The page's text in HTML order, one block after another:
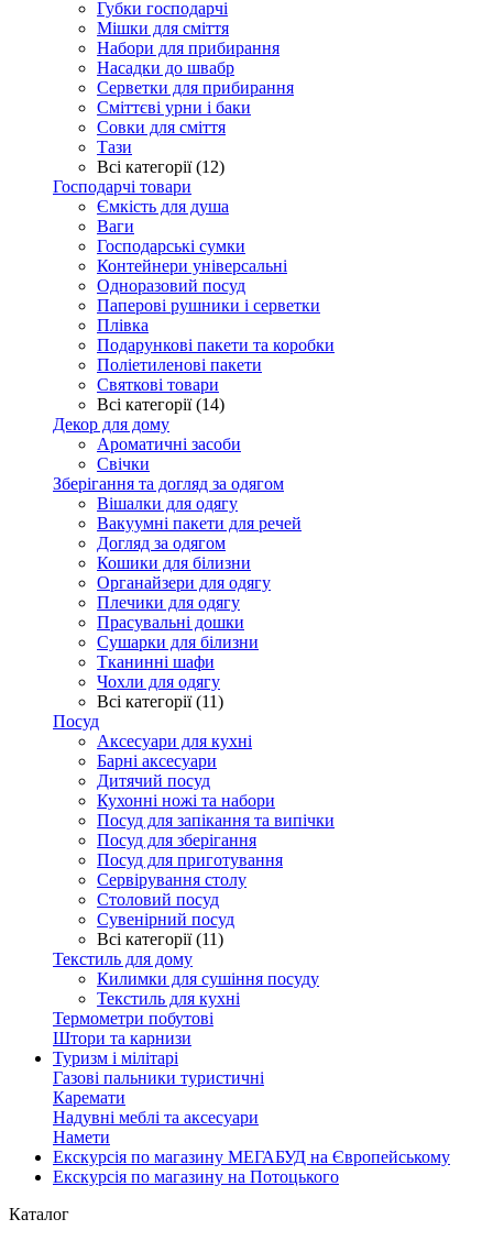
Губки господарчі
Мішки для сміття
Набори для прибирання
Насадки до швабр
Серветки для прибирання
Сміттєві урни і баки
Совки для сміття
Тази
Всі категорії (12)
Господарчі товари
Ємкість для душа
Ваги
Господарські сумки
Контейнери універсальні
Одноразовий посуд
Паперові рушники і серветки
Плівка
Подарункові пакети та коробки
Поліетиленові пакети
Святкові товари
Всі категорії (14)
Декор для дому
Ароматичні засоби
Свічки
Зберігання та догляд за одягом
Вішалки для одягу
Вакуумні пакети для речей
Догляд за одягом
Кошики для білизни
Органайзери для одягу
Плечики для одягу
Прасувальні дошки
Сушарки для білизни
Тканинні шафи
Чохли для одягу
Всі категорії (11)
Посуд
Аксесуари для кухні
Барні аксесуари
Дитячий посуд
Кухонні ножі та набори
Посуд для запікання та випічки
Посуд для зберігання
Посуд для приготування
Сервірування столу
Столовий посуд
Сувенірний посуд
Всі категорії (11)
Текстиль для дому
Килимки для сушіння посуду
Текстиль для кухні
Термометри побутові
Штори та карнизи
Туризм і мілітарі
Газові пальники туристичні
Каремати
Надувні меблі та аксесуари
Намети
Екскурсія по магазину МЕГАБУД на Європейському
Екскурсія по магазину на Потоцького
Каталог